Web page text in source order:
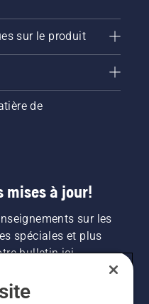
sur le produit
de
mises à jour!
sur les
spéciales et plus
bulletin ici.